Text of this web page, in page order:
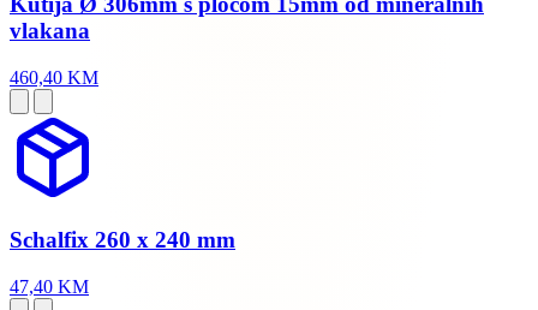
vlakana
460,40 KM
Schalfix 260 x 240 mm
47,40 KM